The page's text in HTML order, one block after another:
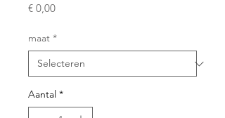
€ 0,00Prijs
maat *
Aantal *